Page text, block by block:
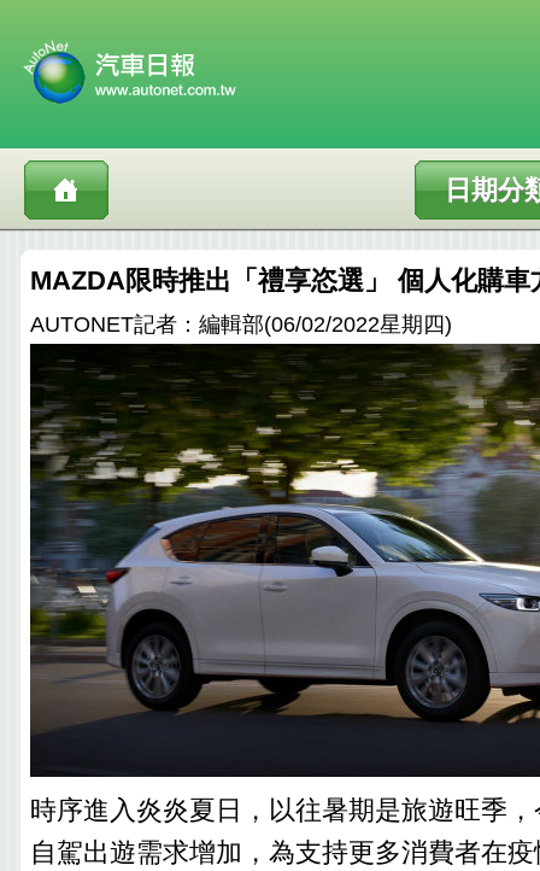
日期分
MAZDA限時推出「禮享恣選」 個人化購車
AUTONET記者：編輯部(06/02/2022星期四)
時序進入炎炎夏日，以往暑期是旅遊旺季
自駕出遊需求增加，為支持更多消費者在